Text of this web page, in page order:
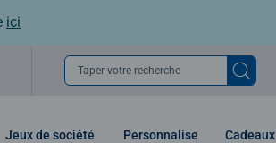
ici
Taper votre recherche
Jeux de société Personnaliser Cadeaux